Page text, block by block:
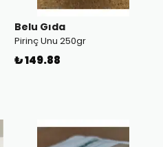
Belu Gıda
Pirinç Unu 250gr
₺ 149.88